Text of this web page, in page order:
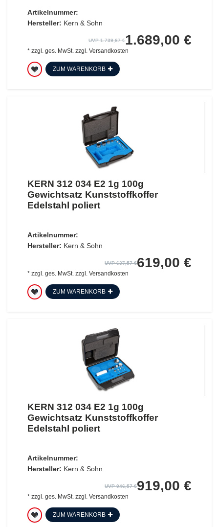
Artikelnummer:
Hersteller: Kern & Sohn
UVP 1.739,67 €1.689,00 €
* zzgl. ges. MwSt. zzgl. Versandkosten
ZUM WARENKORB
KERN 312 034 E2 1g 100g
Gewichtsatz Kunststoffkoffer
Edelstahl poliert
Artikelnummer:
Hersteller: Kern & Sohn
UVP 637,57 €619,00 €
* zzgl. ges. MwSt.zzgl. Versandkosten
ZUM WARENKORB
KERN 312 034 E2 1g 100g
Gewichtsatz Kunststoffkoffer
Edelstahl poliert
Artikelnummer:
Hersteller: Kern & Sohn
UVP 946,57 €919,00 €
* zzgl. ges. MwSt.zzgl. Versandkosten
ZUM WARENKORB